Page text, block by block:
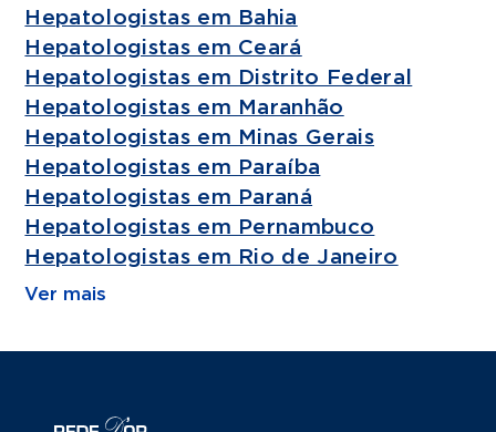
Hepatologistas em Bahia
Hepatologistas em Ceará
Hepatologistas em Distrito Federal
Hepatologistas em Maranhão
Hepatologistas em Minas Gerais
Hepatologistas em Paraíba
Hepatologistas em Paraná
Hepatologistas em Pernambuco
Hepatologistas em Rio de Janeiro
Ver mais